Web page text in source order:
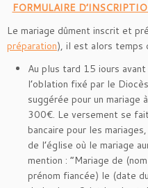
FORMULAIRE
Le mariage dûment inscrit et
préparation), il est alors temps
Au plus tard 15 iours
l’oblation fixé par le
suggérée pour un mariage
300€. Le versement se
bancaire pour les
de l’église où le mariage
mention : “Mariage de
prénom fiancée) le (date